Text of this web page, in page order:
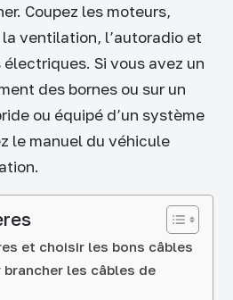
Coupez les moteurs,
ventilation, l’autoradio et
Si vous avez un
des bornes ou sur un
ou équipé d’un système
le manuel du véhicule
et choisir les bons câbles
brancher les câbles de